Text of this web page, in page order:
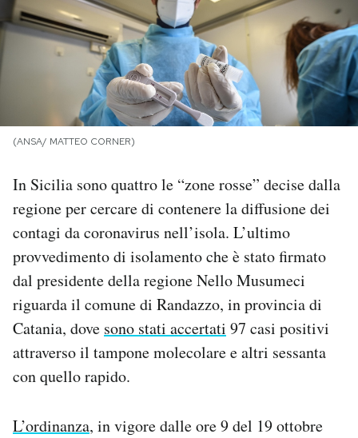
NEWSLETTER
I MIEI PREFERITI
SHOP
Area Personale
Newsletter
Notifiche mobile
Regala il Post
Hai bisogno di aiuto?
Esci
(ANSA/ MATTEO CORNER)
In Sicilia sono quattro le “zone rosse” decise dalla
regione per cercare di contenere la diffusione dei
contagi da coronavirus nell’isola. L’ultimo
provvedimento di isolamento che è stato firmato
dal presidente della regione Nello Musumeci
riguarda il comune di Randazzo, in provincia di
Catania, dove sono stati accertati 97 casi positivi
attraverso il tampone molecolare e altri sessanta
con quello rapido.
L’ordinanza, in vigore dalle ore 9 del 19 ottobre